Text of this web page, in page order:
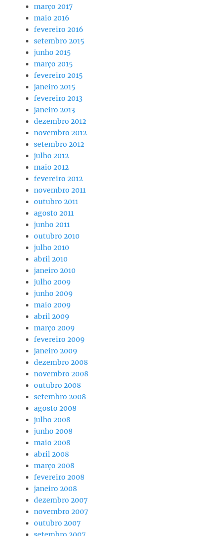
março 2017
maio 2016
fevereiro 2016
setembro 2015
junho 2015
março 2015
fevereiro 2015
janeiro 2015
fevereiro 2013
janeiro 2013
dezembro 2012
novembro 2012
setembro 2012
julho 2012
maio 2012
fevereiro 2012
novembro 2011
outubro 2011
agosto 2011
junho 2011
outubro 2010
julho 2010
abril 2010
janeiro 2010
julho 2009
junho 2009
maio 2009
abril 2009
março 2009
fevereiro 2009
janeiro 2009
dezembro 2008
novembro 2008
outubro 2008
setembro 2008
agosto 2008
julho 2008
junho 2008
maio 2008
abril 2008
março 2008
fevereiro 2008
janeiro 2008
dezembro 2007
novembro 2007
outubro 2007